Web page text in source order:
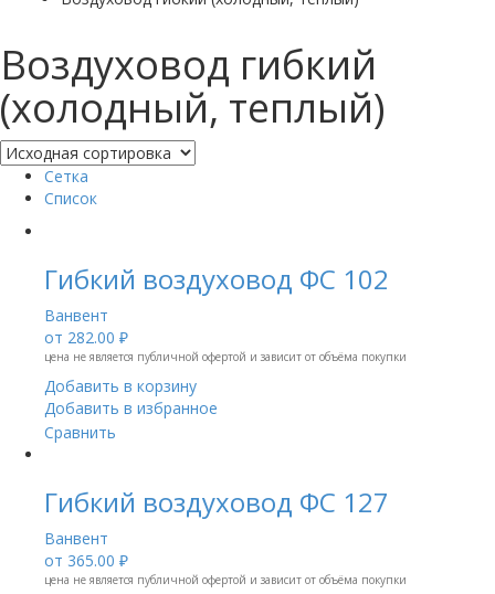
Воздуховод гибкий
(холодный, теплый)
Сетка
Список
Гибкий воздуховод ФС 102
Ванвент
от 282.00 ₽
цена не является публичной офертой и зависит от объёма покупки
Добавить в корзину
Добавить в избранное
Сравнить
Гибкий воздуховод ФС 127
Ванвент
от 365.00 ₽
цена не является публичной офертой и зависит от объёма покупки